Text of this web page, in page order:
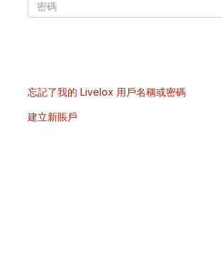
忘記了我的 Livelox 用戶名稱或密碼
建立新賬戶